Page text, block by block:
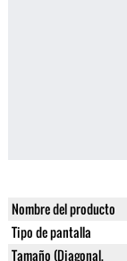
Nombre del producto
Tipo de pantalla
Tamaño (Diagonal,